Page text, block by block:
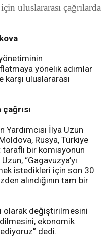
uluslararası çağrılarda
yönelik adımlar
karşı uluslararası
İlya Uzun
Rusya, Türkiye
bir komisyonun
“Gagavuzya’yı
istedikleri için son 30
alındığının tam bir
olarak değiştirilmesini
ekonomik
dedi.